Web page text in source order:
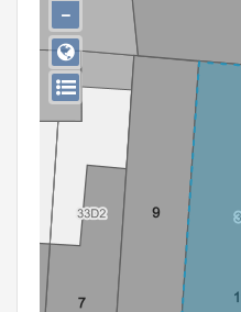
Downloads
Hergebruik
−